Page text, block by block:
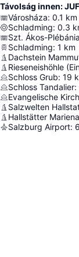
Távolság innen:
Városháza: 0.1 km
Schladming: 0.3
Szt. Ákos-
Schladming: 1 km
Dachstein
Rieseneishöhle
Schloss Grub: 19
Schloss Tandalier:
Evangelische
Salzwelten
Hallstätter
Salzburg Airport: